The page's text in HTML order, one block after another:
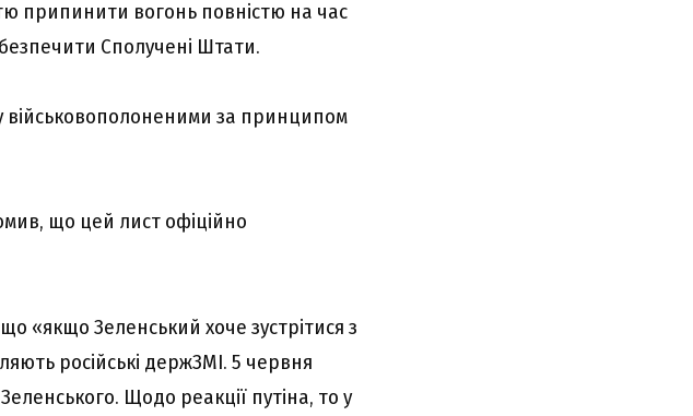
припинити вогонь повністю на час
Сполучені Штати.
військовополоненими за принципом
що цей лист офіційно
«якщо Зеленський хоче зустрітися з
російські держЗМІ. 5 червня
Щодо реакції путіна, то у